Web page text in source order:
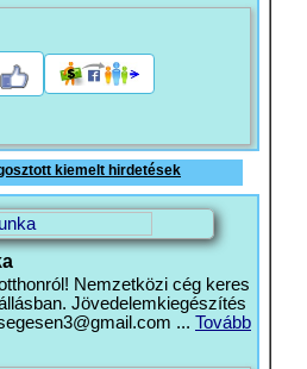
kiemelt hirdetések
Nemzetközi cég keres
Jövedelemkiegészítés
... Tovább